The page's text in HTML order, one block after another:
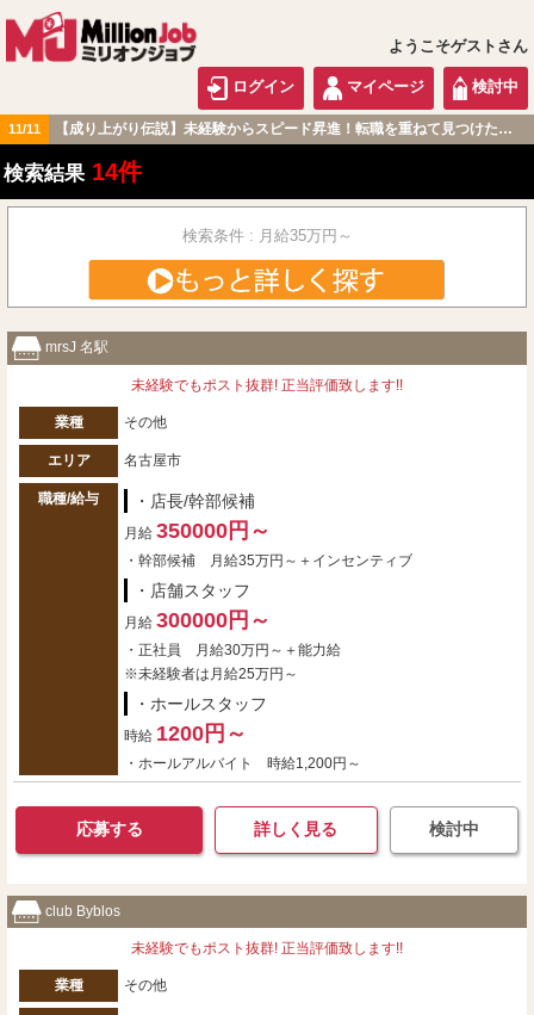
ようこそゲストさん
ログイン マイページ 検討中
11/11 【成り上がり伝説】未経験からスピード昇進！転職を重ねて見つけた『本当に働きやすい職場』とは？
東海版
検索結果 14件
検索条件 : 月給35万円～
mrsJ 名駅
未経験でもポスト抜群! 正当評価致します!!
業種 その他
エリア 名古屋市
職種/給与 ・店長/幹部候補
月給 350000円～
・幹部候補 月給35万円～＋インセンティブ
・店舗スタッフ
月給 300000円～
・正社員 月給30万円～＋能力給
※未経験者は月給25万円～
・ホールスタッフ
時給 1200円～
・ホールアルバイト 時給1,200円～
応募する 詳しく見る 検討中
club Byblos
未経験でもポスト抜群! 正当評価致します!!
業種 その他